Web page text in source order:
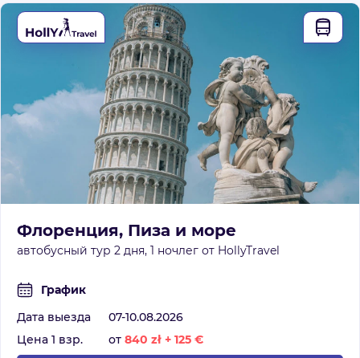
Флоренция, Пиза и море
автобусный тур 2 дня, 1 ночлег от HollyTravel
График
Дата выезда
07-10.08.2026
Цена 1 взр.
от 840 zł + 125 €